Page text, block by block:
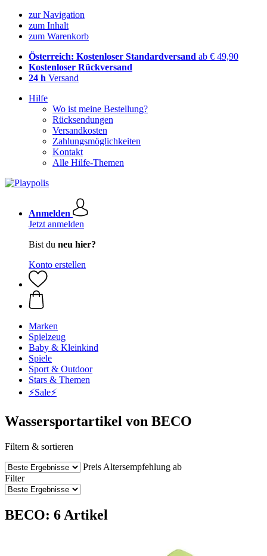
zur Navigation
zum Inhalt
zum Warenkorb
Österreich: Kostenloser Standardversand ab € 49,90
Kostenloser Rückversand
24 h Versand
Hilfe
Wo ist meine Bestellung?
Rücksendungen
Versandkosten
Zahlungsmöglichkeiten
Kontakt
Alle Hilfe-Themen
Anmelden
Jetzt anmelden
Bist du neu hier?
Konto erstellen
Marken
Spielzeug
Baby & Kleinkind
Spiele
Sport & Outdoor
Stars & Themen
⚡️Sale⚡️
Wassersportartikel von BECO
Filtern & sortieren
Preis Altersempfehlung ab
Filter
BECO: 6 Artikel